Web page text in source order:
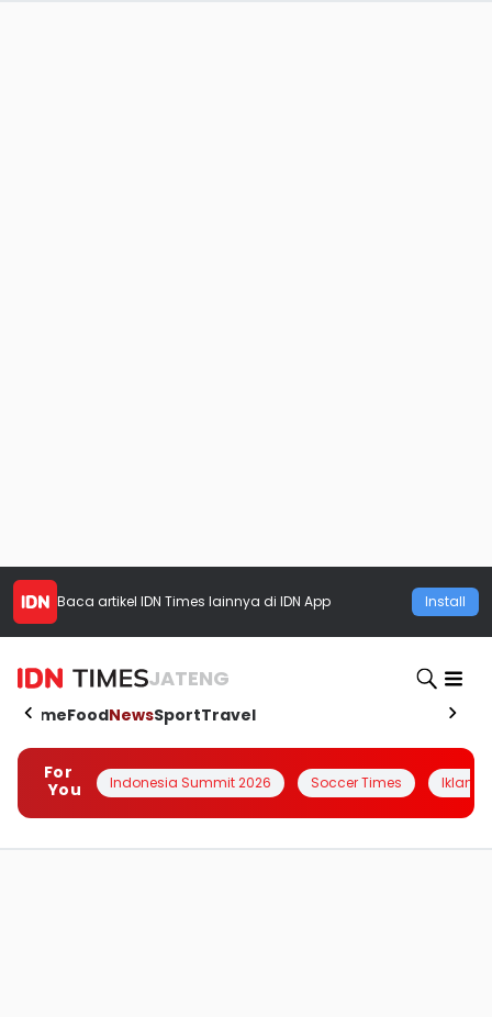
Baca artikel IDN Times lainnya di IDN App Install
JATENG
HomeFoodNewsSportTravel
For
You
Indonesia Summit 2026 Soccer Times Iklanin